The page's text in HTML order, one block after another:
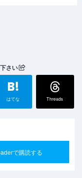
さい
B!
はてな Threads
で購読する